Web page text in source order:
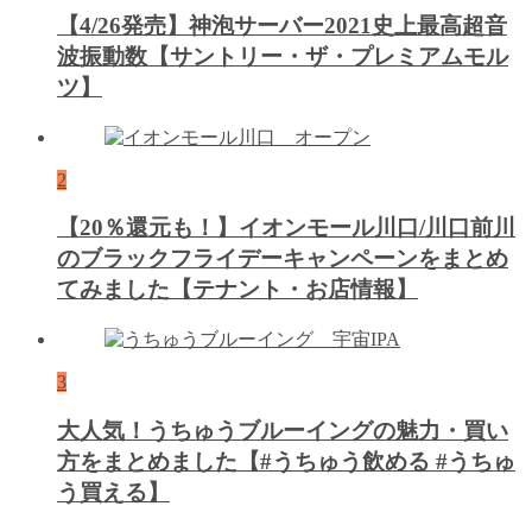
【4/26発売】神泡サーバー2021史上最高超音
波振動数【サントリー・ザ・プレミアムモル
ツ】
2
【20％還元も！】イオンモール川口/川口前川
のブラックフライデーキャンペーンをまとめ
てみました【テナント・お店情報】
3
大人気！うちゅうブルーイングの魅力・買い
方をまとめました【#うちゅう飲める #うちゅ
う買える】